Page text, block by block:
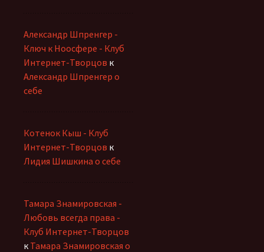
Александр Шпренгер -
Ключ к Ноосфере - Клуб
Интернет-Творцов к
Александр Шпренгер о
себе
Котенок Кыш - Клуб
Интернет-Творцов к
Лидия Шишкина о себе
Тамара Знамировская -
Любовь всегда права -
Клуб Интернет-Творцов
к Тамара Знамировская о